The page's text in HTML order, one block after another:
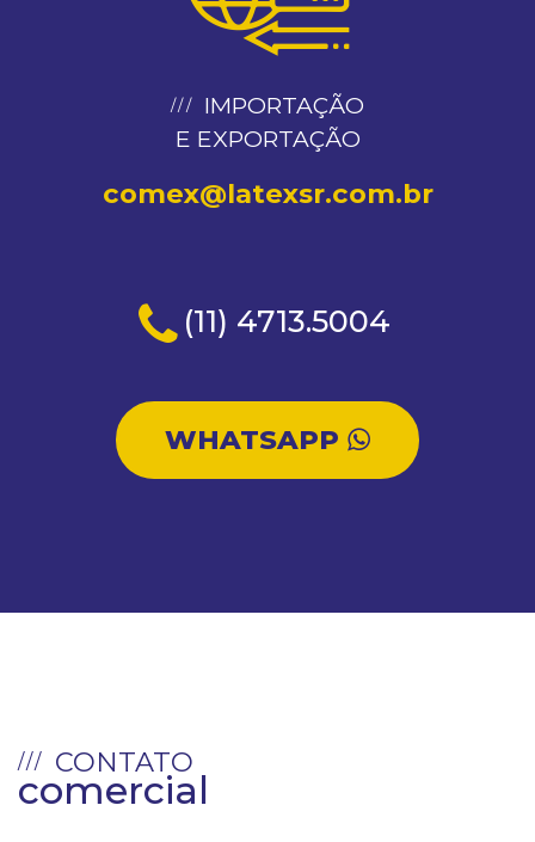
IMPORTAÇÃO
E EXPORTAÇÃO
comex@latexsr.com.br
(11) 4713.5004
WHATSAPP
CONTATO
comercial